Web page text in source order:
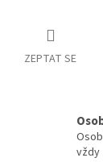
ZEPTAT SE
vždy